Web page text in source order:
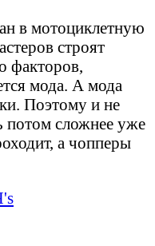
в мотоциклетную
строят
факторов,
мода. А мода
Поэтому и не
потом сложнее уже
а чопперы